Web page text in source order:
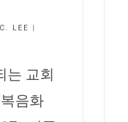
LEE
|
는 교회
음화